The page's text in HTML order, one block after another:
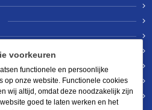
voorkeuren
functionele en persoonlijke
op onze website. Functionele cookies
wij altijd, omdat deze noodzakelijk zijn
goed te laten werken en het